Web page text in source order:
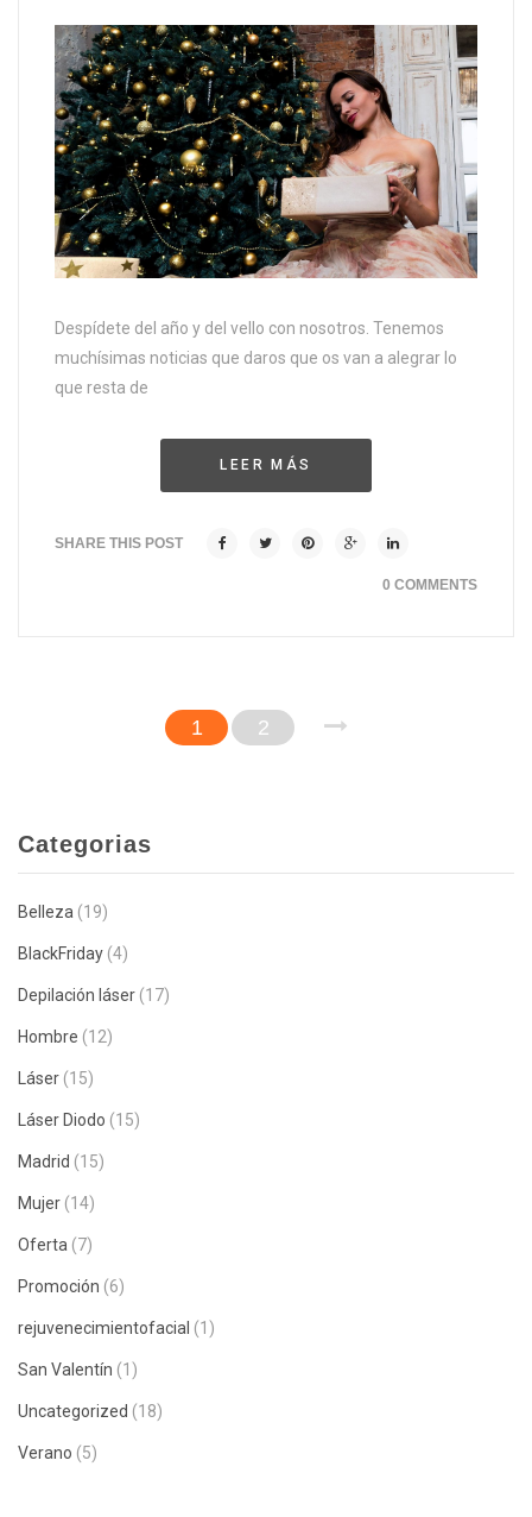
Despídete del año y del vello con nosotros. Tenemos
muchísimas noticias que daros que os van a alegrar lo
que resta de
LEER MÁS
SHARE THIS POST
0 COMMENTS
1 2
Categorias
Belleza (19)
BlackFriday (4)
Depilación láser (17)
Hombre (12)
Láser (15)
Láser Diodo (15)
Madrid (15)
Mujer (14)
Oferta (7)
Promoción (6)
rejuvenecimientofacial (1)
San Valentín (1)
Uncategorized (18)
Verano (5)